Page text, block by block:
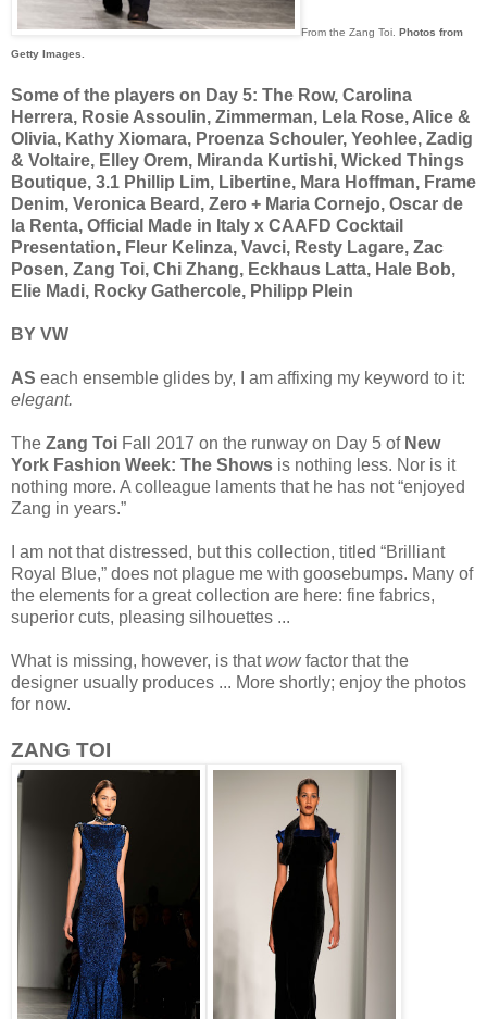
From the Zang Toi. Photos from
Getty Images.
Some of the players on Day 5: The Row, Carolina
Herrera, Rosie Assoulin, Zimmerman, Lela Rose, Alice &
Olivia, Kathy Xiomara, Proenza Schouler, Yeohlee, Zadig
& Voltaire, Elley Orem, Miranda Kurtishi, Wicked Things
Boutique, 3.1 Phillip Lim, Libertine, Mara Hoffman, Frame
Denim, Veronica Beard, Zero + Maria Cornejo, Oscar de
la Renta, Official Made in Italy x CAAFD Cocktail
Presentation, Fleur Kelinza, Vavci, Resty Lagare, Zac
Posen, Zang Toi, Chi Zhang, Eckhaus Latta, Hale Bob,
Elie Madi, Rocky Gathercole, Philipp Plein
BY VW
AS each ensemble glides by, I am affixing my keyword to it:
elegant.
The Zang Toi Fall 2017 on the runway on Day 5 of New
York Fashion Week: The Shows is nothing less. Nor is it
nothing more. A colleague laments that he has not “enjoyed
Zang in years.”
I am not that distressed, but this collection, titled “Brilliant
Royal Blue,” does not plague me with goosebumps. Many of
the elements for a great collection are here: fine fabrics,
superior cuts, pleasing silhouettes ...
What is missing, however, is thatwowfactor that the
designer usually produces ... More shortly; enjoy the photos
for now.
ZANG TOI